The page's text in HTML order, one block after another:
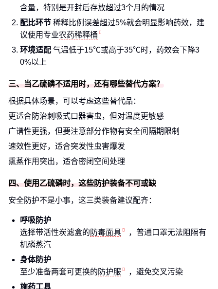
含量，特别是开封后存放超过3个月的情况
配比环节 稀释比例误差超过5%就会明显影响药效，建
议使用专业农药稀释桶
环境适配 气温低于15℃或高于35℃时，药效会下降3
0%以上
三、当乙硫磷不适用时，还有哪些替代方案？
根据具体场景，可以考虑这些替代品：
更适合防治刺吸式口器害虫，但对温度更敏感
广谱性更强，但要注意部分作物有安全间隔期限制
速效性更好，适合突发性虫害爆发
熏蒸作用突出，适合密闭空间处理
四、使用乙硫磷时，这些防护装备不可或缺
安全防护不是小事，这三类装备建议配齐：
呼吸防护
选择带活性炭滤盒的 防毒面具
，普通口罩无法阻隔有
机磷蒸汽
身体防护
至少准备两套可更换的 防护服
，避免交叉污染
施药工具